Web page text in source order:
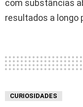
com substâncias
resultados a longo
CURIOSIDADES